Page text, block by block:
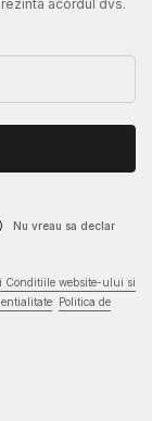
acordul dvs.
Nu vreau sa declar
Conditiile website-ului si
Politica de